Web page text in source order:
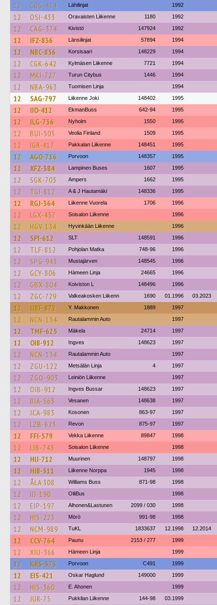
12 CBG-414 Lähilinjat 1992
12 OSI-433 Oravaisten Liikenne 1180 1992
12 CAG-374 Kivistö 147924 1992
12 IFZ-836 Länsilinjat 57894 1994
12 NBC-856 Korsisaari 148229 1994
12 CGK-642 Kylmäsen Liikenne 7721 1994
12 MKI-727 Turun Citybus 1446 1994
12 NBA-963 Tuomisen Linja 1994
12 SAG-797 Liikenne Joki 148402 1995
12 IIO-412 EkmanBuss 642-94 1995
12 ILG-736 Nyholm 1550 1995
12 BUI-505 Veolia Finland 1509 1995
12 IGR-417 Pakkalan Liikenne 148451 1995
12 AGO-716 Porvoon 148357 1995
12 XFZ-384 Lampinen Buses 1607 1995
12 SGK-703 Ampers 1662 1995
12 TGI-812 A & J Hautamäki 148336 1995
12 RGJ-364 Liikenne Vuorela 1706 1996
12 LGX-437 Soisalon Liikenne 1996
12 HGV-134 Hyvinkään Liikenne 1996
12 SPI-612 SLT 148591 1996
12 TLF-812 Pohjolan Matka 748-96 1996
12 SPG-943 Mustajärven 148545 1996
12 GCY-806 Hämeen Linja 24665 1996
12 GBX-804 Koiviston L 148496 1996
12 ZGC-729 Valkeakosken Liikenn 1690 01.1996 03.2023
12 UBF-872 Y. Makkonen 1889 1997
12 NCN-134 Rautalammin Auto 1997
12 TMF-625 Mäkela 24714 1997
12 OIB-912 Ingves 148623 1997
12 NCN-134 Rautalammin Auto 1997
12 ZGU-122 Metsälän Linja 4 1997
12 ZGO-903 Leiniön Liikenne 1997
12 OIB-912 Ingves Bussar 148623 1997
12 BIA-563 Vesanen 148638 1997
12 JCA-983 Kosonen 863-97 1997
12 LZB-623 Revon 875-97 1997
12 FFI-579 Vekka Liikenne 89847 1998
12 LIB-743 Soisalon Liikenne 1998
12 HIJ-712 Muurinen 148797 1998
12 HIB-511 Liikenne Norppa 1945 1998
12 ÅLA 308 Williams Buss 871-98 1998
12 IIJ-190 OlliBus 1998
12 EIP-197 Alhonen&Lastunen 2099 / 030 1998
12 HIS-223 Mörö 991-98 1998
12 NCM-989 TuKL 1833637 12.1998 12.2014
12 CCV-764 Paunu 2153 / 277 1999
12 XIU-366 Hämeen Linja 1999
12 KRS-573 Porvoon C491 1999
12 EIS-421 Oskar Haglund 149000 1999
12 HIS-360 E. Ahonen 1999
12 JUR-75 Pukkilan Liikenne 144-98 03.1999